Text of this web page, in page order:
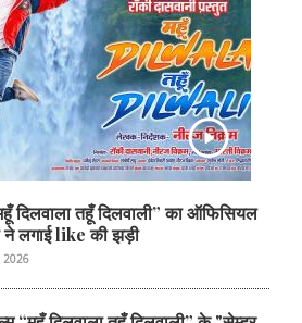
दिलवाला तहूँ दिलवाली” का ऑफिसियल
ने लगाई like की झड़ी
2026